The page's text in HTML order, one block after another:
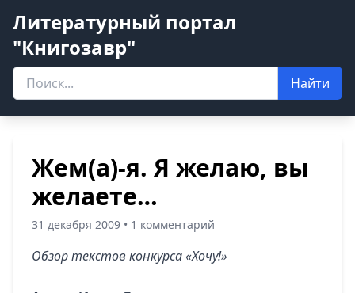
Литературный портал
"Книгозавр"
Найти
Жем(а)-я. Я желаю, вы
желаете…
31 декабря 2009 • 1 комментарий
Обзор текстов конкурса «Хочу!»